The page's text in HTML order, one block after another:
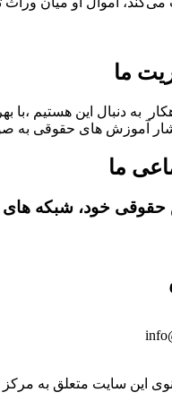
ما
به دنبال این هستیم ،با
آموزش های حقوقی به
ما
خود، شبکه های
این سایت متعلق به